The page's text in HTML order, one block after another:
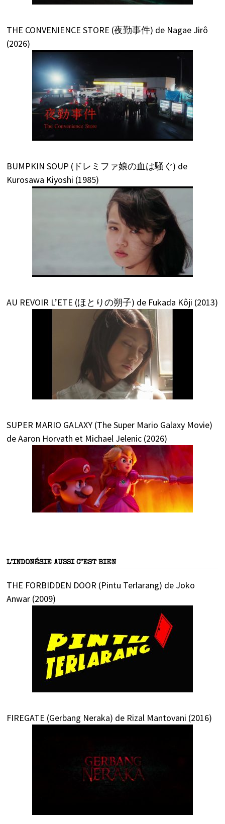
THE CONVENIENCE STORE (夜勤事件) de Nagae Jirô
(2026)
BUMPKIN SOUP (ドレミファ娘の血は騒ぐ) de
Kurosawa Kiyoshi (1985)
AU REVOIR L’ETE (ほとりの朔子) de Fukada Kôji (2013)
SUPER MARIO GALAXY (The Super Mario Galaxy Movie)
de Aaron Horvath et Michael Jelenic (2026)
L’INDONÉSIE AUSSI C’EST BIEN
THE FORBIDDEN DOOR (Pintu Terlarang) de Joko
Anwar (2009)
FIREGATE (Gerbang Neraka) de Rizal Mantovani (2016)